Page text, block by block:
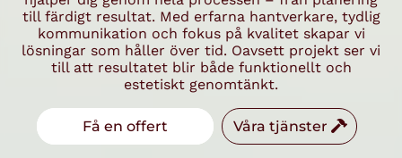
till färdigt resultat. Med erfarna hantverkare, tydlig
kommunikation och fokus på kvalitet skapar vi
lösningar som håller över tid. Oavsett projekt ser vi
till att resultatet blir både funktionellt och
estetiskt genomtänkt.
Få en offert Våra tjänster